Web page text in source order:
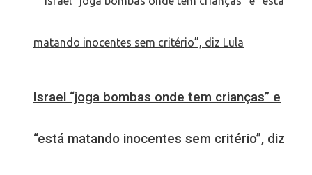
Israel “joga bombas onde tem crianças” e
“está matando inocentes sem critério”, diz